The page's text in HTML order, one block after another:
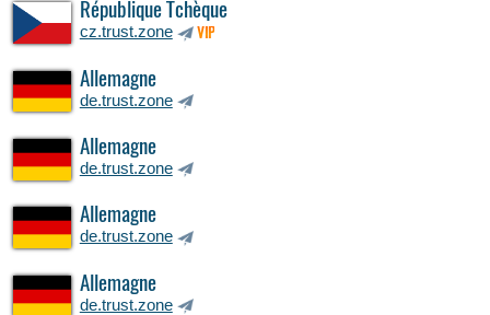
République Tchèque
cz.trust.zone VIP
Allemagne
de.trust.zone
Allemagne
de.trust.zone
Allemagne
de.trust.zone
Allemagne
de.trust.zone